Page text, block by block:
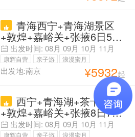
甘大环线+青海三湖+1号公
路+人文敦煌+祁连山><柴
达木盆地+丹霞地貌+天空
之境>可带28寸行李箱
青海西宁+青海湖景区
+敦煌+嘉峪关+张掖6日5晚
拼小团 早定买贵退（除机
票）【省时甘青PLUS】封
顶8人团#特种兵之甘青环线
#优选 区间升1段动车 省时
不少景『兰州西宁升级万达
文华』儿童赠早【景点大门
票全含】单人可拼房
出发时间: 08月 09月 10月 11月
康辉自营 亲子游
浪漫蜜月
父母安心游
出发地:南京 ¥5932起
西宁+青海湖+茶卡盐湖
+敦煌+嘉峪关+张掖8日7晚
跟团游 【必含】20人封顶
出发时间: 08月 09月 10月 11月
康辉自营 亲子游
浪漫蜜月